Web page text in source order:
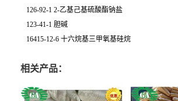
126-92-1 2-乙基己基硫酸酯钠盐
123-41-1 胆碱
16415-12-6 十六烷基三甲氧基硅烷
相关产品：